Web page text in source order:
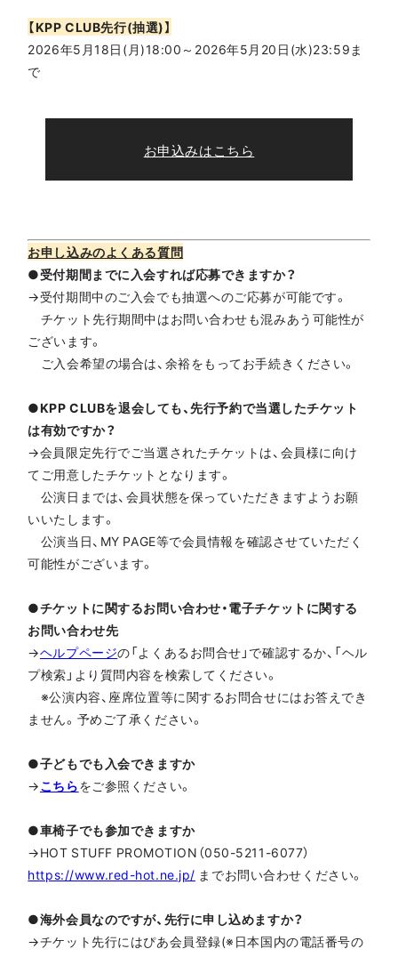
【KPP CLUB先行(抽選)】
2026年5月18日(月)18:00～2026年5月20日(水)23:59ま
で
お申込みはこちら
お申し込みのよくある質問
●受付期間までに入会すれば応募できますか？
→受付期間中のご入会でも抽選へのご応募が可能です。
チケット先行期間中はお問い合わせも混みあう可能性が
ございます。
ご入会希望の場合は、余裕をもってお手続きください。
●KPP CLUBを退会しても、先行予約で当選したチケット
は有効ですか？
→会員限定先行でご当選されたチケットは、会員様に向け
てご用意したチケットとなります。
公演日までは、会員状態を保っていただきますようお願
いいたします。
公演当日、MY PAGE等で会員情報を確認させていただく
可能性がございます。
●チケットに関するお問い合わせ・電子チケットに関する
お問い合わせ先
→ヘルプページの「よくあるお問合せ」で確認するか、「ヘル
プ検索」より質問内容を検索してください。
※公演内容、座席位置等に関するお問合せにはお答えでき
ません。予めご了承ください。
●子どもでも入会できますか
→こちらをご参照ください。
●車椅子でも参加できますか
→HOT STUFF PROMOTION（050-5211-6077）
https://www.red-hot.ne.jp/ までお問い合わせください。
●海外会員なのですが、先行に申し込めますか？
→チケット先行にはぴあ会員登録(※日本国内の電話番号の